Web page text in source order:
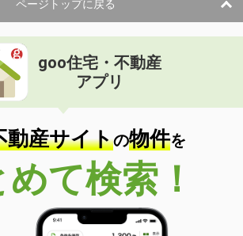
ページトップに戻る
goo住宅・不動産
アプリ
動産サイトの物件を
めて検索！